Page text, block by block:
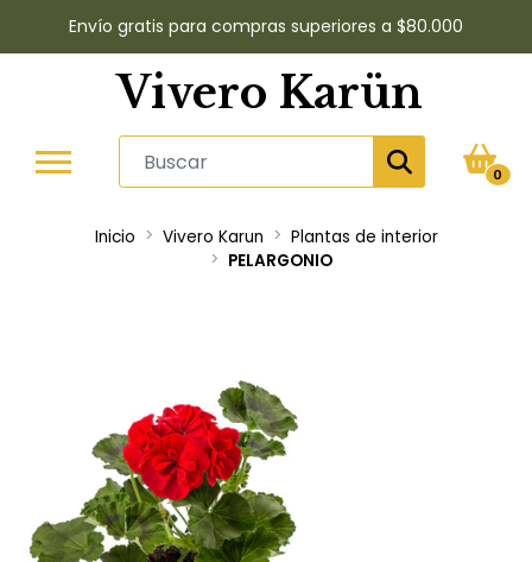
Envío gratis para compras superiores a $80.000
Vivero Karün
0
Inicio Vivero Karun
Plantas de interior
PELARGONIO